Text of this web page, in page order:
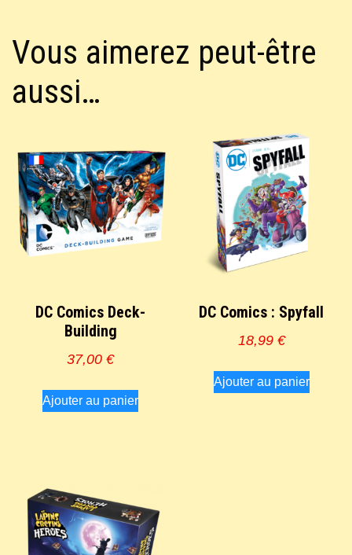
Vous aimerez peut-être
aussi…
DC Comics Deck-
Building
37,00€
Ajouter au panier
DC Comics : Spyfall
18,99 €
Ajouter au panier